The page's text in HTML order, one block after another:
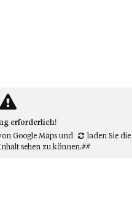
erforderlich!
Google Mapsund
laden Sie die
sehen zu können.##